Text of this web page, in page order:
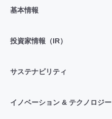
基本情報
投資家情報（IR）
サステナビリティ
イノベーション & テクノロジー